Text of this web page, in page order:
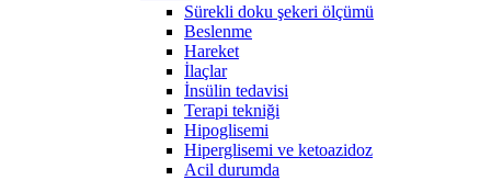
Sürekli doku şekeri ölçümü
Beslenme
Hareket
İlaçlar
İnsülin tedavisi
Terapi tekniği
Hipoglisemi
Hiperglisemi ve ketoazidoz
Acil durumda